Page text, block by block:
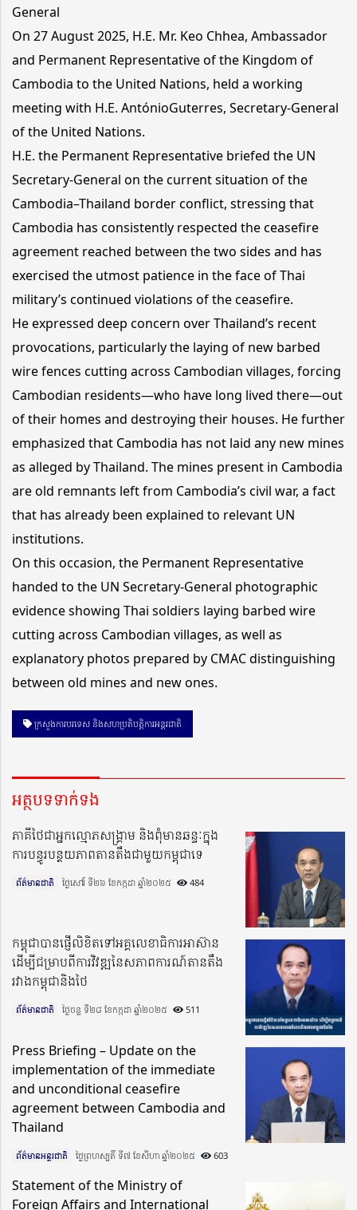
General
On 27 August 2025, H.E. Mr. Keo Chhea, Ambassador
and Permanent Representative of the Kingdom of
Cambodia to the United Nations, held a working
meeting with H.E. AntónioGuterres, Secretary-General
of the United Nations.
H.E. the Permanent Representative briefed the UN
Secretary-General on the current situation of the
Cambodia–Thailand border conflict, stressing that
Cambodia has consistently respected the ceasefire
agreement reached between the two sides and has
exercised the utmost patience in the face of Thai
military’s continued violations of the ceasefire.
He expressed deep concern over Thailand’s recent
provocations, particularly the laying of new barbed
wire fences cutting across Cambodian villages, forcing
Cambodian residents—who have long lived there—out
of their homes and destroying their houses. He further
emphasized that Cambodia has not laid any new mines
as alleged by Thailand. The mines present in Cambodia
are old remnants left from Cambodia’s civil war, a fact
that has already been explained to relevant UN
institutions.
On this occasion, the Permanent Representative
handed to the UN Secretary-General photographic
evidence showing Thai soldiers laying barbed wire
cutting across Cambodian villages, as well as
explanatory photos prepared by CMAC distinguishing
between old mines and new ones.
ក្រសួងការបរទេស និងសហប្រតិបត្តិការអន្តរជាតិ
អត្ថបទទាក់ទង
ភាគីថៃជាអ្នកល្មោភសង្គ្រាម និងពុំមានឆន្ទៈក្នុង
ការបន្ធូរបន្ថយភាពតានតឹងជាមួយកម្ពុជាទេ
ព័ត៌មានជាតិ ថ្ងៃសៅរ៍ ទី២៦ ខែកក្កដា ឆ្នាំ២០២៥​ 484
កម្ពុជាបានផ្ញើលិខិតទៅអគ្គលេខាធិការអាស៊ាន
ដើម្បីជម្រាបពីការវិវឌ្ឍនៃសភាពការណ៍តានតឹង
រវាងកម្ពុជានិងថៃ
ព័ត៌មានជាតិ ថ្ងៃចន្ទ ទី២៨ ខែកក្កដា ឆ្នាំ២០២៥​ 511
Press Briefing – Update on the
implementation of the immediate
and unconditional ceasefire
agreement between Cambodia and
Thailand
ព័ត៌មានអន្តរជាតិ ថ្ងៃព្រហស្បតិ៍ ទី៧ ខែសីហា ឆ្នាំ២០២៥​ 603
Statement of the Ministry of
Foreign Affairs and International